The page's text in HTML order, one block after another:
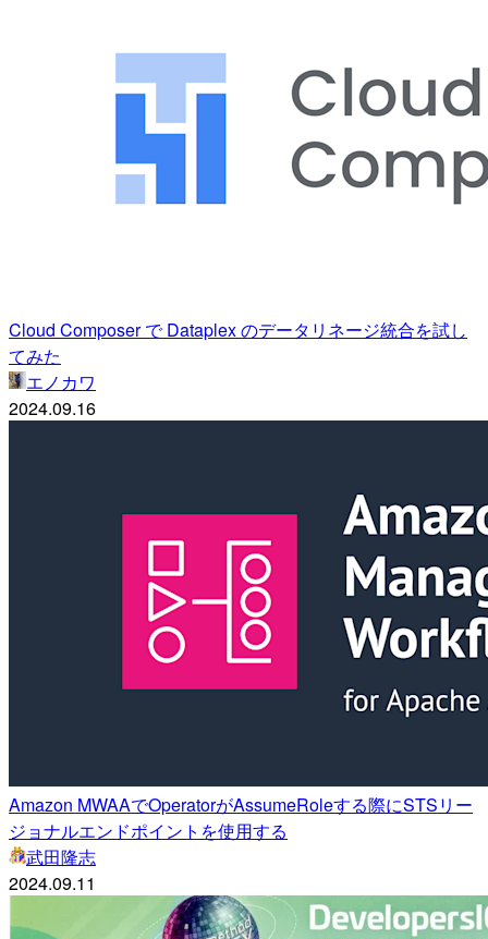
Cloud Composer で Dataplex のデータリネージ統合を試し
てみた
エノカワ
2024.09.16
Amazon MWAAでOperatorがAssumeRoleする際にSTSリー
ジョナルエンドポイントを使用する
武田隆志
2024.09.11